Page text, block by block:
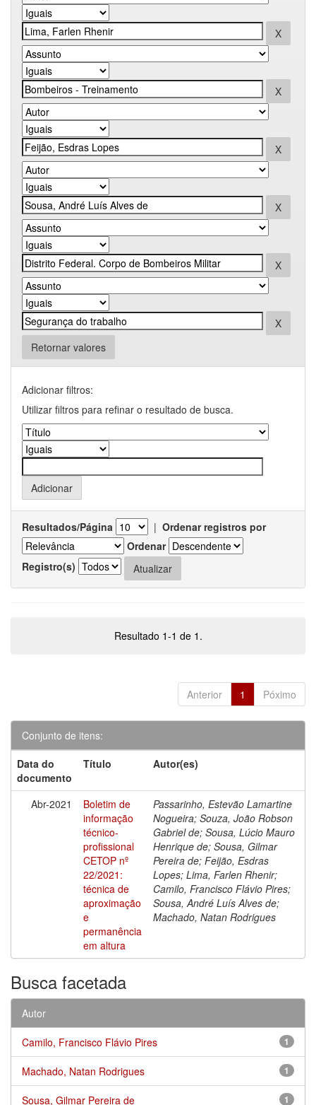
Retornar valores
Adicionar filtros:
Utilizar filtros para refinar o resultado de busca.
Resultados/Página | Ordenar registros por
Ordenar
Registro(s)
Resultado 1-1 de 1.
Anterior 1 Póximo
Conjunto de itens:
Data do
documento
Título Autor(es)
Abr-2021
Boletim de
informação
técnico-
profissional
CETOP nº
22/2021:
técnica de
aproximação
e
permanência
em altura
Passarinho, Estevão Lamartine
Nogueira; Souza, João Robson
Gabriel de; Sousa, Lúcio Mauro
Henrique de; Sousa, Gilmar
Pereira de; Feijão, Esdras
Lopes; Lima, Farlen Rhenir;
Camilo, Francisco Flávio Pires;
Sousa, André Luís Alves de;
Machado, Natan Rodrigues
Busca facetada
Autor
1
Camilo, Francisco Flávio Pires
1
Machado, Natan Rodrigues
1
Sousa, Gilmar Pereira de